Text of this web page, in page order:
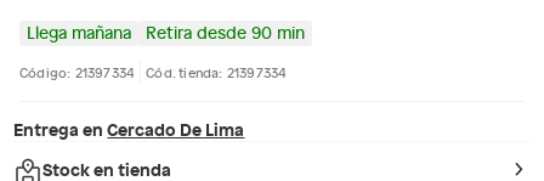
Llega mañana Retira desde 90 min
Código: 21397334 Cód. tienda: 21397334
Entrega en Cercado De Lima
Stock en tienda